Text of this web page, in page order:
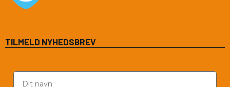
TILMELD NYHEDSBREV